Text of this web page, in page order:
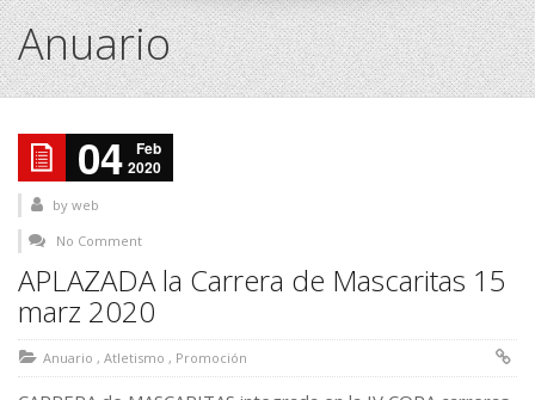
Anuario
04
Feb
2020
by web
No Comment
APLAZADA la Carrera de Mascaritas 15
marz 2020
Anuario , Atletismo , Promoción